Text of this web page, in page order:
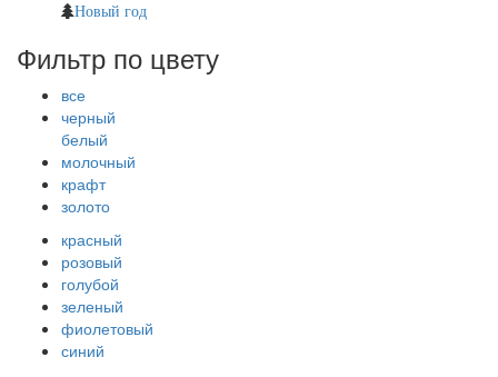
Новый год
Фильтр по цвету
все
черный
белый
молочный
крафт
золото
красный
розовый
голубой
зеленый
фиолетовый
синий